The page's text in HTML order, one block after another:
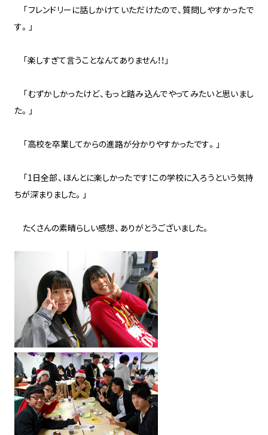
「フレンドリーに話しかけていただけたので、質問しやすかったで
す。」
「楽しすぎて言うことなんてありません！！」
「むずかしかったけど、もっと踏み込んでやってみたいと思いまし
た。」
「高校を卒業してからの進路が分かりやすかったです。」
「1日全部、ほんとに楽しかったです！この学校に入ろうという気持
ちが深まりました。」
たくさんの素晴らしい感想、ありがとうございました。